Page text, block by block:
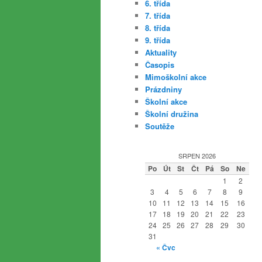
6. třída
7. třída
8. třída
9. třída
Aktuality
Časopis
Mimoškolní akce
Prázdniny
Školní akce
Školní družina
Soutěže
SRPEN 2026
Po Út St Čt Pá So Ne
1
2
3
4 5 6 7 8
9
10
11 12 13 14 15
16
17
18 19 20 21 22
23
24
25 26 27 28 29
30
31
« Čvc